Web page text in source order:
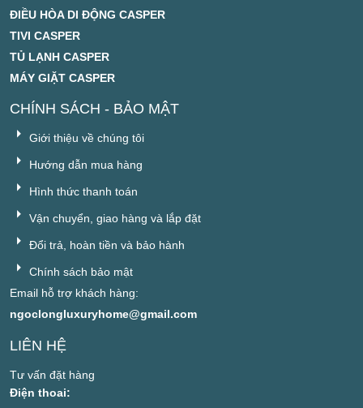
ĐIỀU HÒA DI ĐỘNG CASPER
TIVI CASPER
TỦ LẠNH CASPER
MÁY GIẶT CASPER
CHÍNH SÁCH - BẢO MẬT
Giới thiệu về chúng tôi
Hướng dẫn mua hàng
Hình thức thanh toán
Vận chuyển, giao hàng và lắp đặt
Đổi trả, hoàn tiền và bảo hành
Chính sách bảo mật
Email hỗ trợ khách hàng:
ngoclongluxuryhome@gmail.com
LIÊN HỆ
Tư vấn đặt hàng
Điện thoai: